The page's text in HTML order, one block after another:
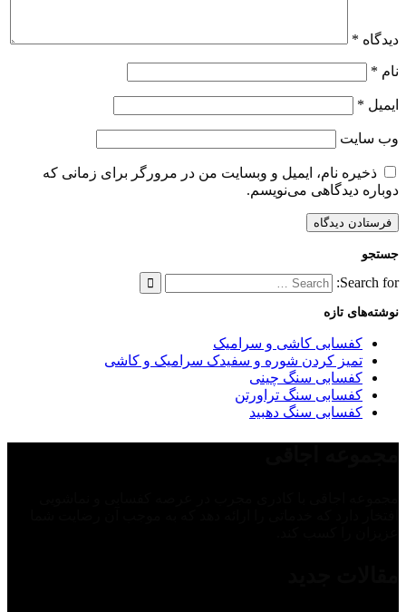
دیدگاه *
نام *
ایمیل *
وب‌ سایت
ذخیره نام، ایمیل و وبسایت من در مرورگر برای زمانی که
دوباره دیدگاهی می‌نویسم.
جستجو
Search for:
نوشته‌های تازه
کفسابی کاشی و سرامیک
تمیز کردن شوره و سفیدک سرامیک و کاشی
کفسابی سنگ چینی
کفسابی سنگ تراورتن
کفسابی سنگ دهبید